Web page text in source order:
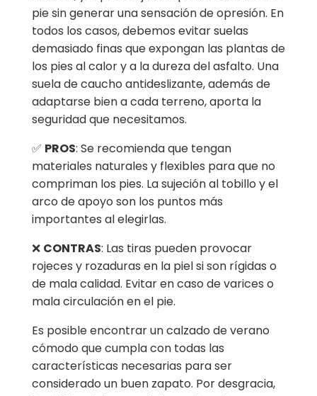
pie sin generar una sensación de opresión. En
todos los casos, debemos evitar suelas
demasiado finas que expongan las plantas de
los pies al calor y a la dureza del asfalto. Una
suela de caucho antideslizante, además de
adaptarse bien a cada terreno, aporta la
seguridad que necesitamos.
✅ PROS: Se recomienda que tengan
materiales naturales y flexibles para que no
compriman los pies. La sujeción al tobillo y el
arco de apoyo son los puntos más
importantes al elegirlas.
❌ CONTRAS: Las tiras pueden provocar
rojeces y rozaduras en la piel si son rígidas o
de mala calidad. Evitar en caso de varices o
mala circulación en el pie.
Es posible encontrar un calzado de verano
cómodo que cumpla con todas las
características necesarias para ser
considerado un buen zapato. Por desgracia,